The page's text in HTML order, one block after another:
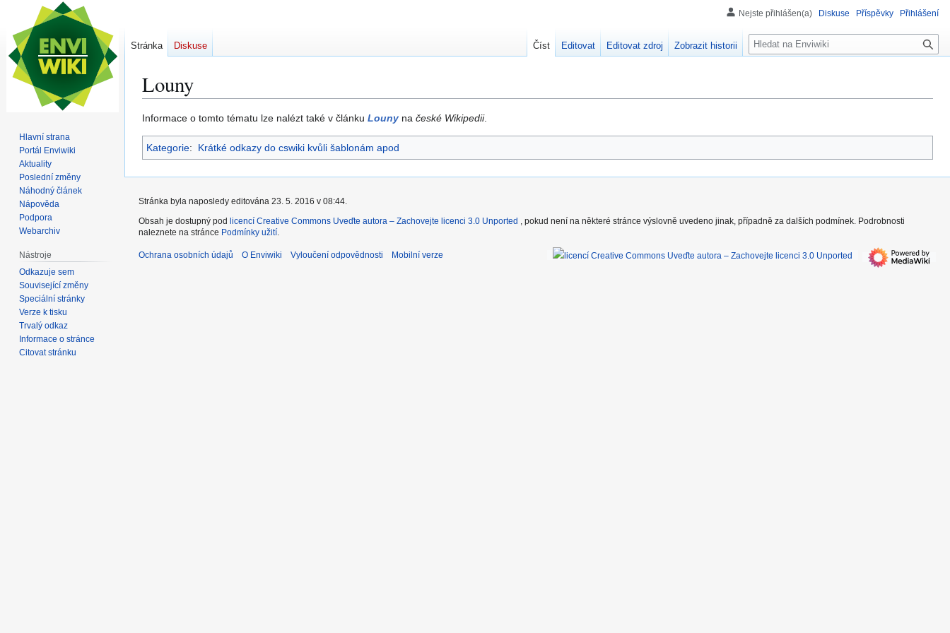
Louny
Skočit
na
navigaci
Skočit
na
vyhledávání
Informace o tomto tématu lze nalézt také v článku Louny na české Wikipedii.
Kategorie: Krátké odkazy do cswiki kvůli šablonám apod
Nejste přihlášen(a) Diskuse Příspěvky Přihlášení
Stránka Diskuse Číst Editovat Editovat zdroj Zobrazit historii
H
l
á
í
Hlavní strana
Portál Enviwiki
Aktuality
Poslední změny
Náhodný článek
Nápověda
Podpora
Webarchiv
Nástroje
Odkazuje sem
Související změny
Speciální stránky
Verze k tisku
Trvalý odkaz
Informace o stránce
Citovat stránku
Stránka byla naposledy editována 23. 5. 2016 v 08:44.
Obsah je dostupný pod licencí Creative Commons Uveďte autora – Zachovejte licenci 3.0 Unported , pokud není na některé stránce výslovně uvedeno jinak, případně za dalších podmínek. Podrobnosti
naleznete na stránce Podmínky užití.
Ochrana osobních údajů O Enviwiki Vyloučení odpovědnosti Mobilní verze